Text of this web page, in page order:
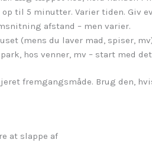
til 5 minutter. Varier tiden. Giv
afstand – men varier.
(mens du laver mad, spiser,
hos venner, mv – start med
fremgangsmåde. Brug den,
at slappe af